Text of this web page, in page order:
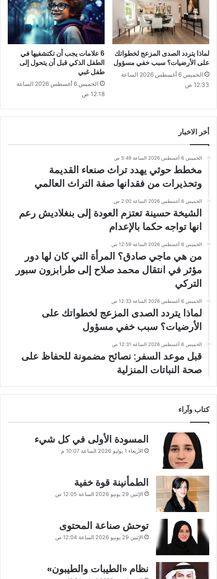
لماذا يتردد الصدى المزعج لخطواتك
على الأرضيات؟ سبب خفي مسؤول
الخميس 6 أغسطس 2026 الساعة
12:33 ص
6 علامات يجب أن تكتشفيها في
الطفل الذكي قبل أن يتحول إلى
طفل غبي
الخميس 6 أغسطس 2026 الساعة
12:18 ص
أخر الاخبار
الخميس 6 أغسطس 2026 الساعة 5:49 ص
مخطط حوثي يهدد تراث صنعاء القديمة
وتحذيرات من فقدانها صفة التراث العالمي
الخميس 6 أغسطس 2026 الساعة 2:00 ص
الشيخة حسينة تعتزم العودة إلى بنغلاديش رعم
انها تواجه حكما بالإعدام
الخميس 6 أغسطس 2026 الساعة 12:59 ص
من هي ماجي صادق؟ المرأة التي كان لها دور
مؤثر في انتقال محمد صلاح إلى طرابزون سبور
التركي
الخميس 6 أغسطس 2026 الساعة 12:33 ص
لماذا يتردد الصدى المزعج لخطواتك على
الأرضيات؟ سبب خفي مسؤول
الخميس 6 أغسطس 2026 الساعة 12:31 ص
قبل موعد السفر: نصائح مضمونة للحفاظ على
صحة النباتات المنزلية
كتاب وآراء
المسودة الأولى في كل شيء
الأربعاء 1 يوليو 2026 الساعة 10:07 م
الطمأنينة قوة خفية
الإثنين 29 يونيو 2026 الساعة 12:05 ص
توحش صناعة المحتوى
الإثنين 29 يونيو 2026 الساعة 12:04 ص
نظام «الطيبات والطيبون»